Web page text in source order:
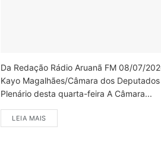
Da Redação Rádio Aruanã FM 08/07/
Kayo Magalhães/Câmara dos
Plenário desta quarta-feira A Câmara...
LEIA MAIS